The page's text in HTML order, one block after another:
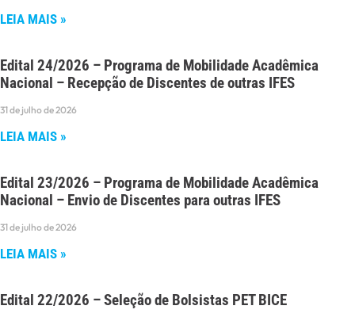
LEIA MAIS »
Edital 24/2026 – Programa de Mobilidade Acadêmica
Nacional – Recepção de Discentes de outras IFES
31 de julho de 2026
LEIA MAIS »
Edital 23/2026 – Programa de Mobilidade Acadêmica
Nacional – Envio de Discentes para outras IFES
31 de julho de 2026
LEIA MAIS »
Edital 22/2026 – Seleção de Bolsistas PET BICE